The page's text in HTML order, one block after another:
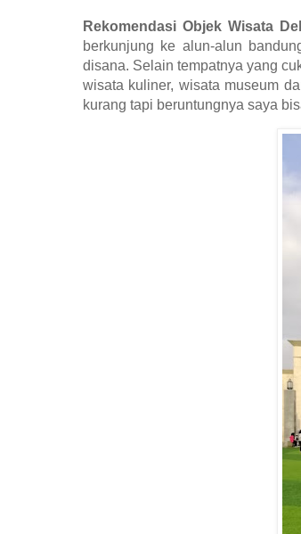
Rekomendasi Objek Wisata
berkunjung ke alun-alun
disana. Selain tempatnya yang
wisata kuliner, wisata museum
kurang tapi beruntungnya saya